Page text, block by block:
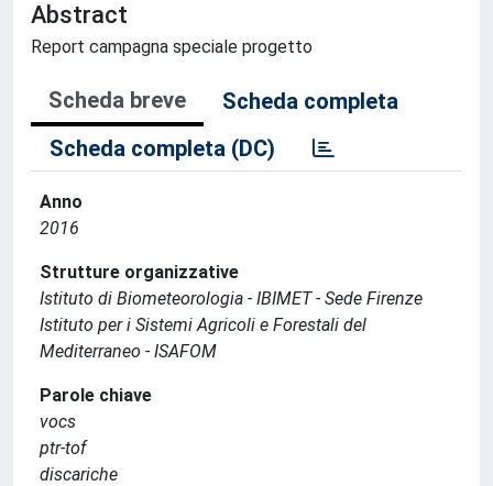
Abstract
Report campagna speciale progetto
Scheda breve
Scheda completa
Scheda completa (DC)
Anno
2016
Strutture organizzative
Istituto di Biometeorologia - IBIMET - Sede Firenze
Istituto per i Sistemi Agricoli e Forestali del
Mediterraneo - ISAFOM
Parole chiave
vocs
ptr-tof
discariche